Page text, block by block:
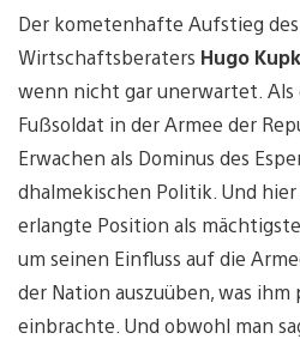
Der kometenhafte Aufstieg
Wirtschaftsberaters Hugo
wenn nicht gar unerwartet.
Fußsoldat in der Armee der
Erwachen als Dominus des
dhalmekischen Politik. Und
erlangte Position als
um seinen Einfluss auf die
der Nation auszuüben, was
einbrachte. Und obwohl man